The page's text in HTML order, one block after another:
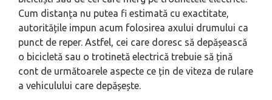
Cum distanța nu putea fi estimată cu exactitate,
autoritățile impun acum folosirea axului drumului ca
punct de reper. Astfel, cei care doresc să depășească
o bicicletă sau o trotinetă electrică trebuie să țină
cont de următoarele aspecte ce țin de viteza de rulare
a vehiculului care depășește.